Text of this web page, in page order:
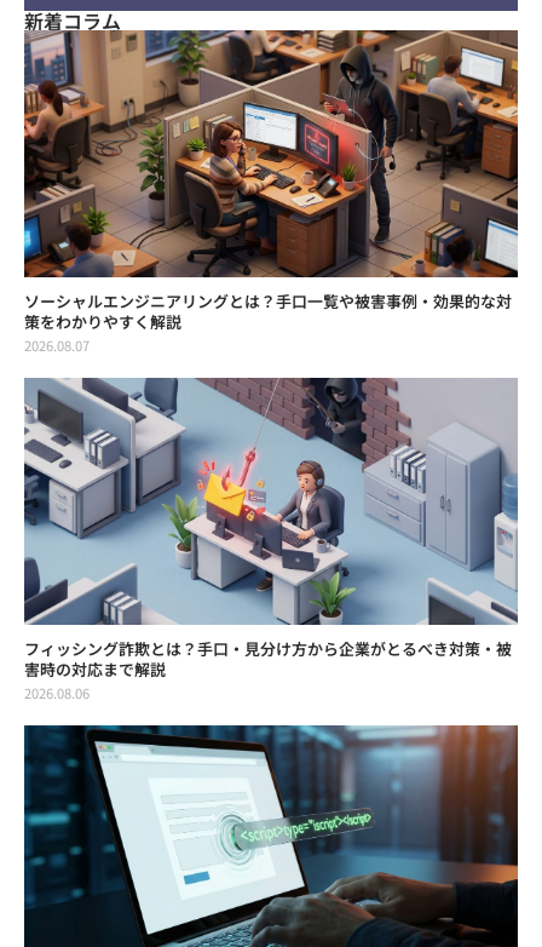
新着コラム
ソーシャルエンジニアリングとは？手口一覧や被害事例・効果的な対
策をわかりやすく解説
2026.08.07
フィッシング詐欺とは？手口・見分け方から企業がとるべき対策・被
害時の対応まで解説
2026.08.06